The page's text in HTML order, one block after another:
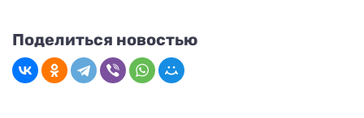
Поделиться новостью